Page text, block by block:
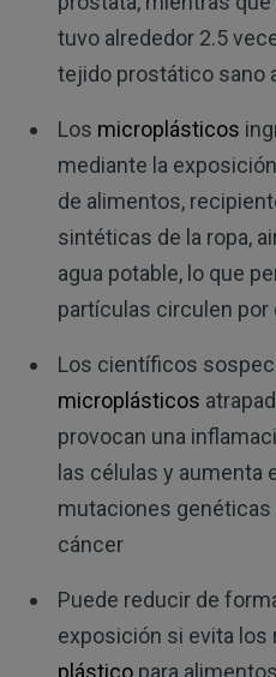
tuvo alrededor 2.5
tejido prostático sano
Los microplásticos
mediante la
de alimentos,
sintéticas de la ropa,
agua potable, lo que
partículas circulen
Los científicos
microplásticos
provocan una
las células y aumenta
mutaciones genéticas
cáncer
Puede reducir de
exposición si evita los
plásticopara